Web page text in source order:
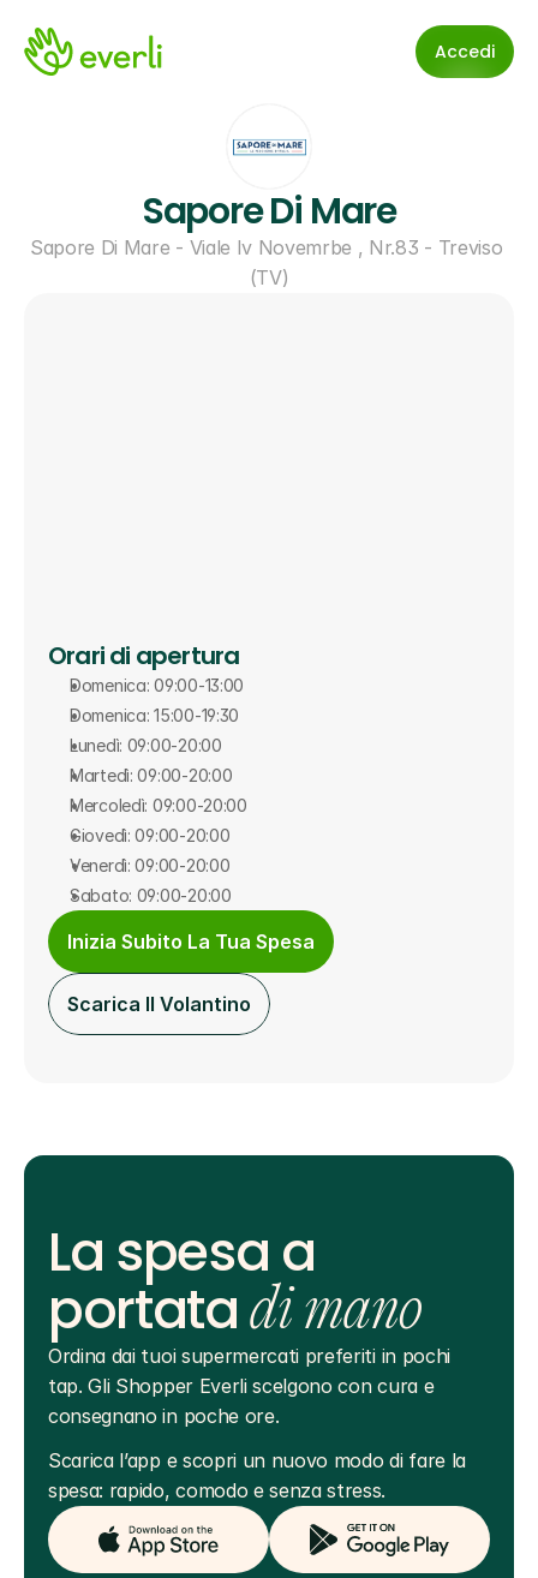
Accedi
Sapore Di Mare
Sapore Di Mare - Viale Iv Novemrbe , Nr.83 - Treviso
(TV)
Orari di apertura
Domenica: 09:00-13:00
Domenica: 15:00-19:30
Lunedì: 09:00-20:00
Martedì: 09:00-20:00
Mercoledì: 09:00-20:00
Giovedì: 09:00-20:00
Venerdì: 09:00-20:00
Sabato: 09:00-20:00
Inizia Subito La Tua Spesa
Scarica Il Volantino
La spesa a
portatadi mano
Ordina dai tuoi supermercati preferiti in pochi
tap. Gli Shopper Everli scelgono con cura e
consegnano in poche ore.
Scarica l’app e scopri un nuovo modo di fare la
spesa: rapido, comodo e senza stress.